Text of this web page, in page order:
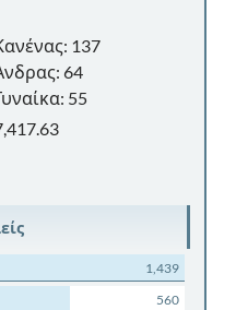
137
64
55
1,439
560